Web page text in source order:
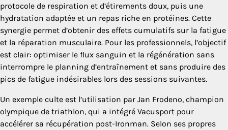
protocole de respiration et d’étirements doux, puis une
hydratation adaptée et un repas riche en protéines. Cette
synergie permet d’obtenir des effets cumulatifs sur la fatigue
et la réparation musculaire. Pour les professionnels, l’objectif
est clair: optimiser le flux sanguin et la régénération sans
interrompre le planning d’entraînement et sans produire des
pics de fatigue indésirables lors des sessions suivantes.
Un exemple culte est l’utilisation par Jan Frodeno, champion
olympique de triathlon, qui a intégré Vacusport pour
accélérer sa récupération post-Ironman. Selon ses propres